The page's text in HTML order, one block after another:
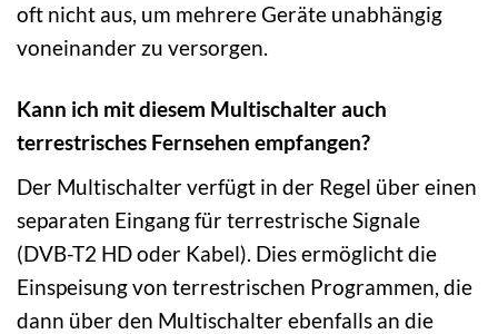
oft nicht aus, um mehrere Geräte unabhängig
voneinander zu versorgen.
Kann ich mit diesem Multischalter auch
terrestrisches Fernsehen empfangen?
Der Multischalter verfügt in der Regel über einen
separaten Eingang für terrestrische Signale
(DVB-T2 HD oder Kabel). Dies ermöglicht die
Einspeisung von terrestrischen Programmen, die
dann über den Multischalter ebenfalls an die